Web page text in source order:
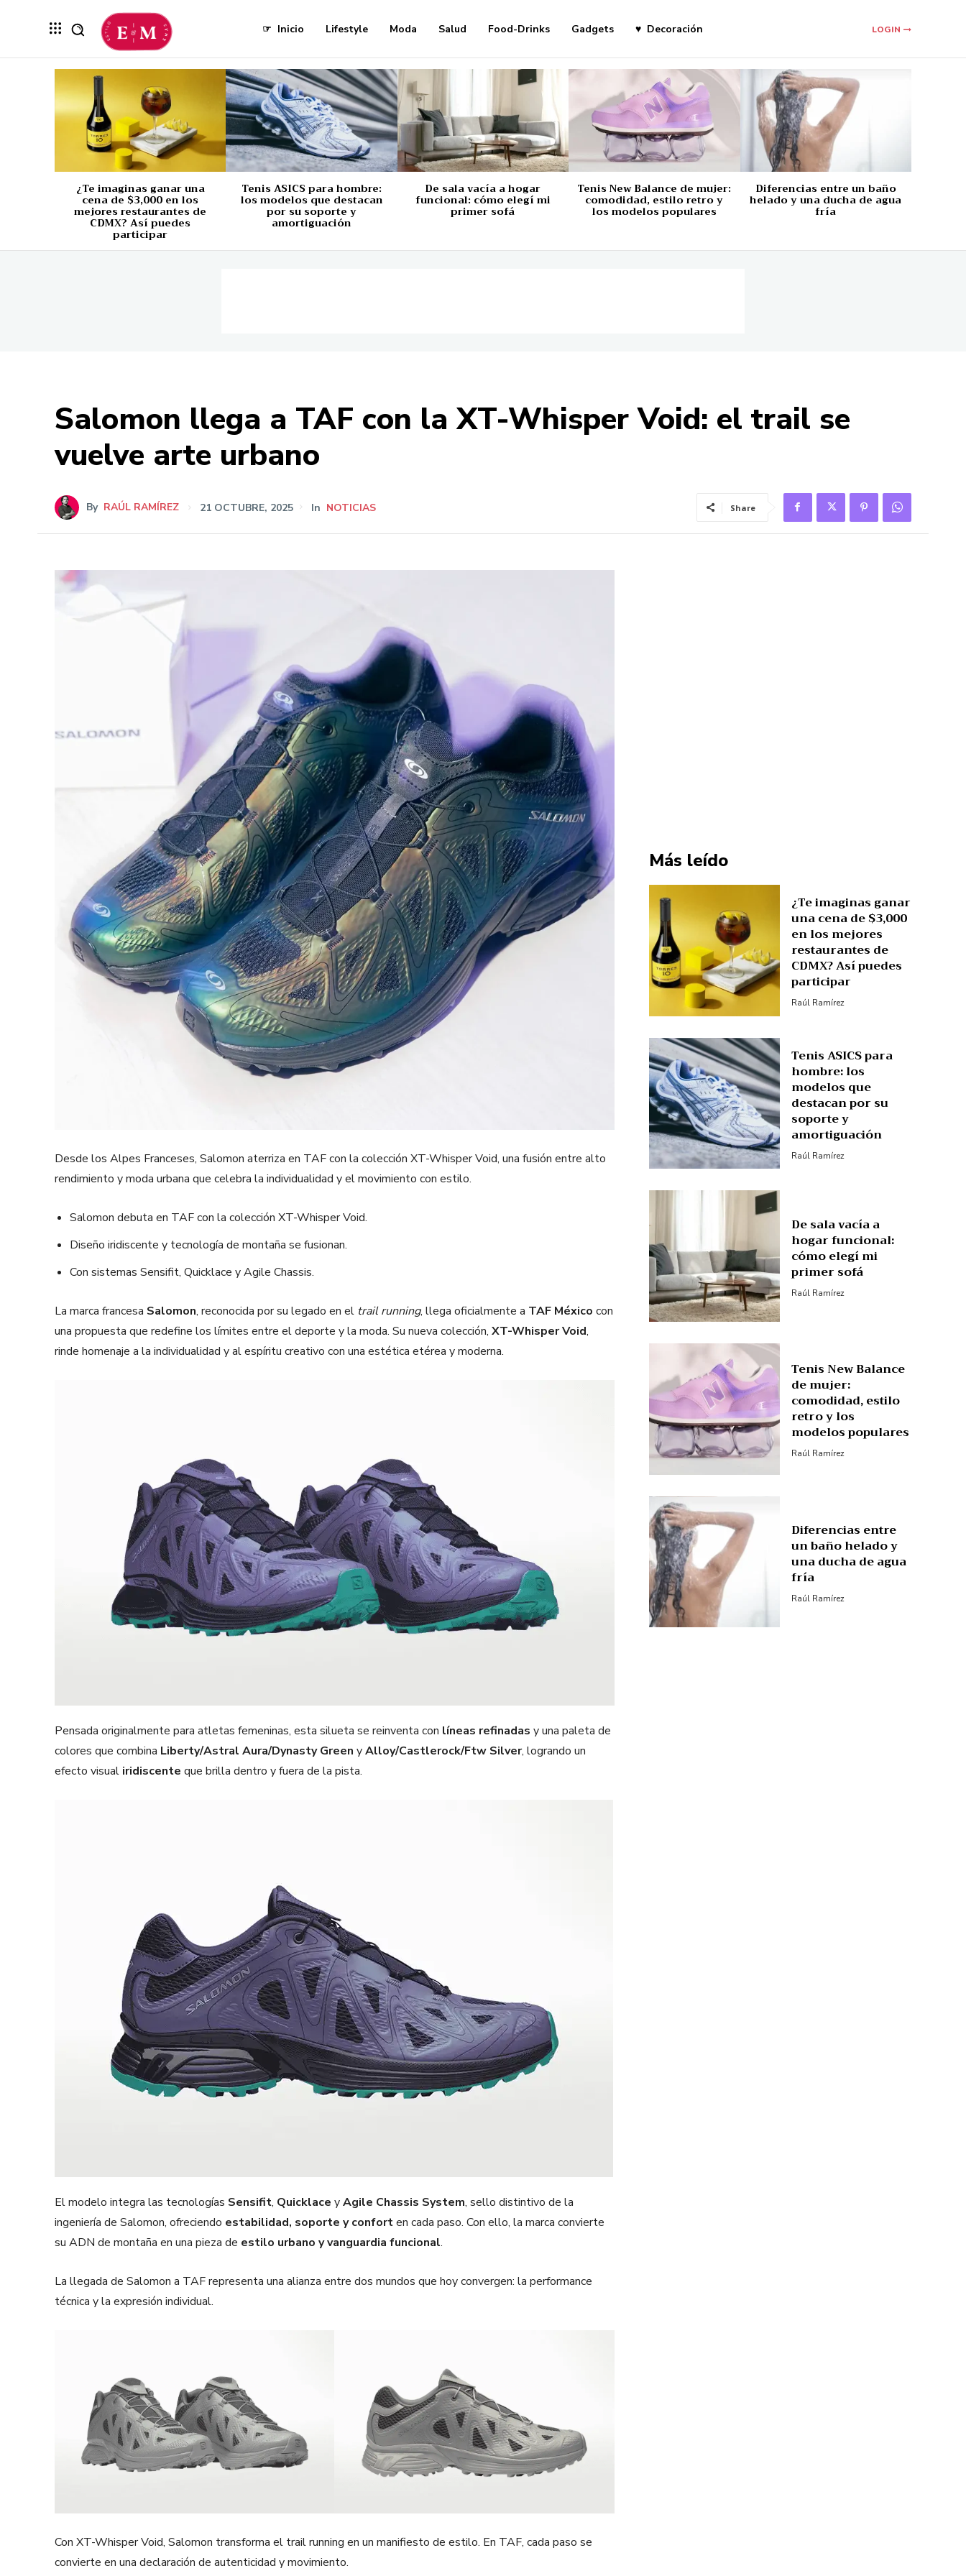
☞ Inicio Lifestyle Moda Salud Food-Drinks Gadgets ♥ Decoración LOGIN
¿Te imaginas ganar una
cena de $3,000 en los
mejores restaurantes de
CDMX? Así puedes
participar
Tenis ASICS para hombre:
los modelos que destacan
por su soporte y
amortiguación
De sala vacía a hogar
funcional: cómo elegí mi
primer sofá
Tenis New Balance de mujer:
comodidad, estilo retro y
los modelos populares
Diferencias entre un baño
helado y una ducha de agua
fría
Salomon llega a TAF con la XT-Whisper Void: el trail se
vuelve arte urbano
By RAÚL RAMÍREZ 21 OCTUBRE, 2025 In NOTICIAS Share
Desde los Alpes Franceses, Salomon aterriza en TAF con la colección XT-Whisper Void, una fusión entre alto
rendimiento y moda urbana que celebra la individualidad y el movimiento con estilo.
Salomon debuta en TAF con la colección XT-Whisper Void.
Diseño iridiscente y tecnología de montaña se fusionan.
Con sistemas Sensifit, Quicklace y Agile Chassis.
La marca francesa Salomon, reconocida por su legado en el trail running, llega oficialmente a TAF México con
una propuesta que redefine los límites entre el deporte y la moda. Su nueva colección, XT-Whisper Void,
rinde homenaje a la individualidad y al espíritu creativo con una estética etérea y moderna.
Pensada originalmente para atletas femeninas, esta silueta se reinventa con líneas refinadas y una paleta de
colores que combina Liberty/Astral Aura/Dynasty Green yAlloy/Castlerock/Ftw Silver, logrando un
efecto visual iridiscente que brilla dentro y fuera de la pista.
El modelo integra las tecnologías Sensifit, Quicklace yAgile Chassis System, sello distintivo de la
ingeniería de Salomon, ofreciendo estabilidad, soporte y conforten cada paso. Con ello, la marca convierte
su ADN de montaña en una pieza de estilo urbano y vanguardia funcional.
La llegada de Salomon a TAF representa una alianza entre dos mundos que hoy convergen: la performance
técnica y la expresión individual.
Con XT-Whisper Void, Salomon transforma el trail running en un manifiesto de estilo. En TAF, cada paso se
convierte en una declaración de autenticidad y movimiento.
Más leído
¿Te imaginas ganar
una cena de $3,000
en los mejores
restaurantes de
CDMX? Así puedes
participar
Raúl Ramírez
Tenis ASICS para
hombre: los
modelos que
destacan por su
soporte y
amortiguación
Raúl Ramírez
De sala vacía a
hogar funcional:
cómo elegí mi
primer sofá
Raúl Ramírez
Tenis New Balance
de mujer:
comodidad, estilo
retro y los
modelos populares
Raúl Ramírez
Diferencias entre
un baño helado y
una ducha de agua
fría
Raúl Ramírez